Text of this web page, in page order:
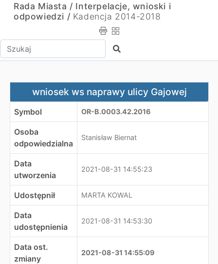
Rada Miasta / Interpelacje, wnioski i
odpowiedzi / Kadencja 2014-2018
Wpisz tekst do wyszukania Szukaj
wniosek ws naprawy ulicy Gajowej
wniosek ws naprawy ulicy Gajowej
Symbol OR-B.0003.42.2016
Osoba
odpowiedzialna
Stanisław Biernat
Data
utworzenia
2021-08-31 14:55:23
Udostępnił MARTA KOWAL
Data
udostępnienia
2021-08-31 14:53:30
Data ost.
zmiany
2021-08-31 14:55:09